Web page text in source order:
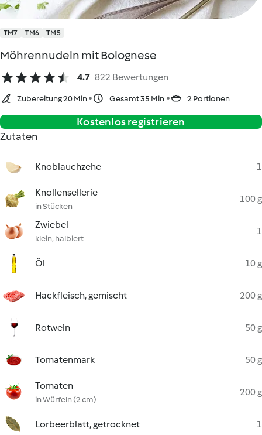
TM7 TM6 TM5
Möhrennudeln mit Bolognese
4.7 822 Bewertungen
Zubereitung 20 Min Gesamt 35 Min 2 Portionen
Kostenlos registrieren
Zutaten
Knoblauchzehe 1
Knollensellerie
in Stücken
100 g
Zwiebel
klein, halbiert
1
Öl 10 g
Hackfleisch, gemischt 200 g
Rotwein 50 g
Tomatenmark 50 g
Tomaten
in Würfeln (2 cm)
200 g
Lorbeerblatt, getrocknet 1